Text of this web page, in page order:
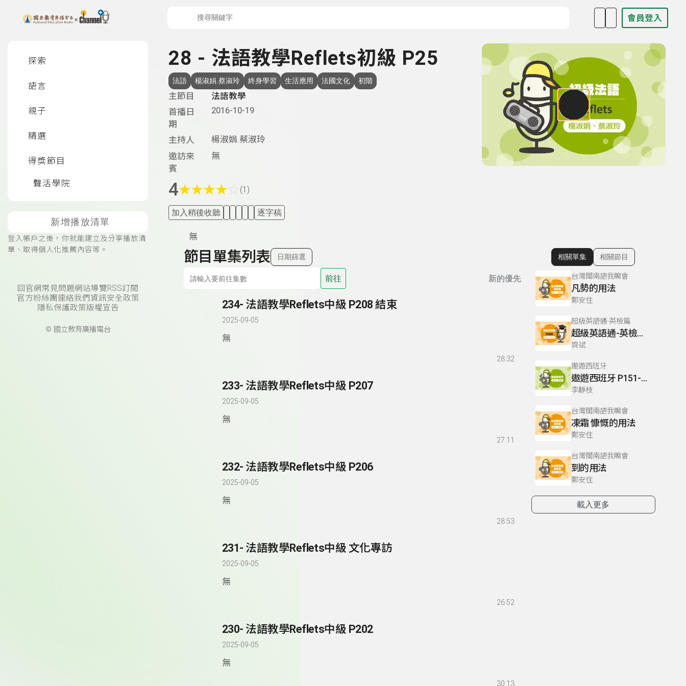
上方功能區塊 會員登入
探索
語言
親子
精選
得獎節目
聲活學院
新增播放清單
登入帳戶之後，你就能建立及分享播放清
單、取得個人化推薦內容等。
回官網常見問題網站導覽RSS訂閱
官方粉絲團連絡我們 資訊安全政策
隱私保護政策版權宣告
© 國立教育廣播電台
28 - 法語教學Reflets初級 P25
法語 楊淑娟.蔡淑玲 終身學習 生活應用 法國文化 初階
主節目
法語教學
首播日
期
2016-10-19
主持人
楊淑娟.蔡淑玲
邀訪來
賓
無
4★★★★ (1)
加入稍後收聽 逐字稿
無
節目單集列表 日期篩選
前往 新的優先
234- 法語教學Reflets中級 P208 結束
2025-09-05
無
28:32
233- 法語教學Reflets中級 P207
2025-09-05
無
27:11
232- 法語教學Reflets中級 P206
2025-09-05
無
28:53
231- 法語教學Reflets中級 文化專訪
2025-09-05
無
26:52
230- 法語教學Reflets中級 P202
2025-09-05
無
30:13
顯示相關單集
相關單集 相關節目
台灣閩南語我嘛會
凡勢的用法
鄭安住
超級英語通-英檢篇
超級英語通-英檢篇 049 Reading閱讀-4
齊斌
遨遊西班牙
遨遊西班牙 P151-152
李靜枝
台灣閩南語我嘛會
凍霜 慷慨的用法
鄭安住
台灣閩南語我嘛會
到的用法
鄭安住
載入更多